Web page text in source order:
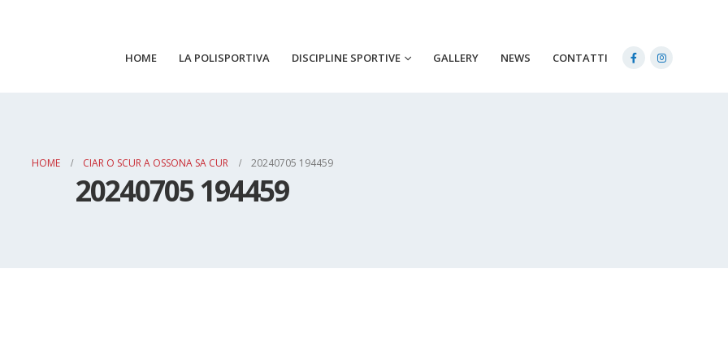
HOME LA POLISPORTIVA DISCIPLINE SPORTIVE GALLERY NEWS CONTATTI
HOME CIAR O SCUR A OSSONA SA CUR 20240705 194459
20240705 194459